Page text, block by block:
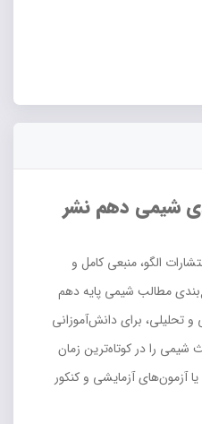
شیمی دهم نشر
الگو، منبعی کامل و
مطالب شیمی پایه دهم
تحلیلی، برای دانش‌آموزانی
را در کوتاه‌ترین زمان
آزمون‌های آزمایشی و کنکور